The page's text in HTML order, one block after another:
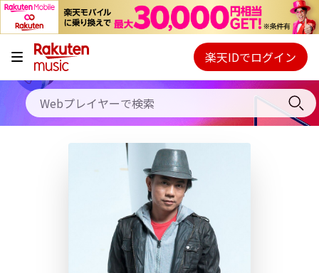
キャンペーン
料金プラン
使い方
Webプレイヤー
ご契約内容の確認・変更
楽天IDでログイン